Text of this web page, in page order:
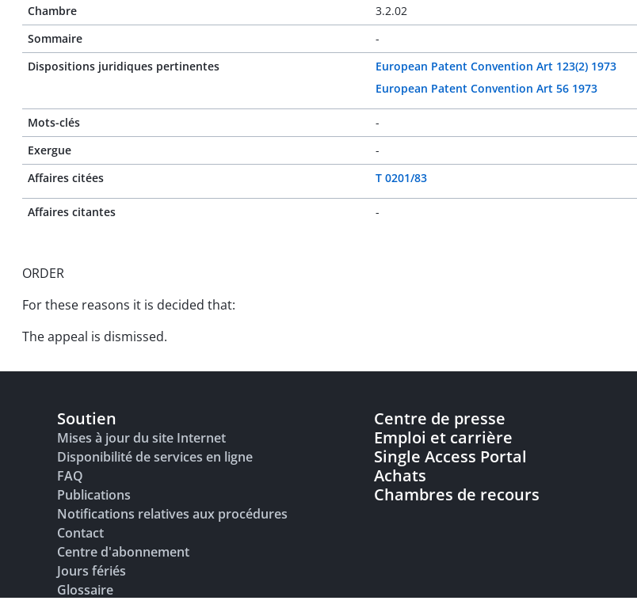
Chambre
3.2.02
Sommaire
-
Dispositions juridiques pertinentes
European Patent Convention Art 123(2) 1973
European Patent Convention Art 56 1973
Mots-clés
-
Exergue
-
Affaires citées
T 0201/83
Affaires citantes -
ORDER
For these reasons it is decided that:
The appeal is dismissed.
Soutien
Mises à jour du site Internet
Disponibilité de services en ligne
FAQ
Publications
Notifications relatives aux procédures
Contact
Centre d'abonnement
Jours fériés
Glossaire
Centre de presse
Emploi et carrière
Single Access Portal
Achats
Chambres de recours